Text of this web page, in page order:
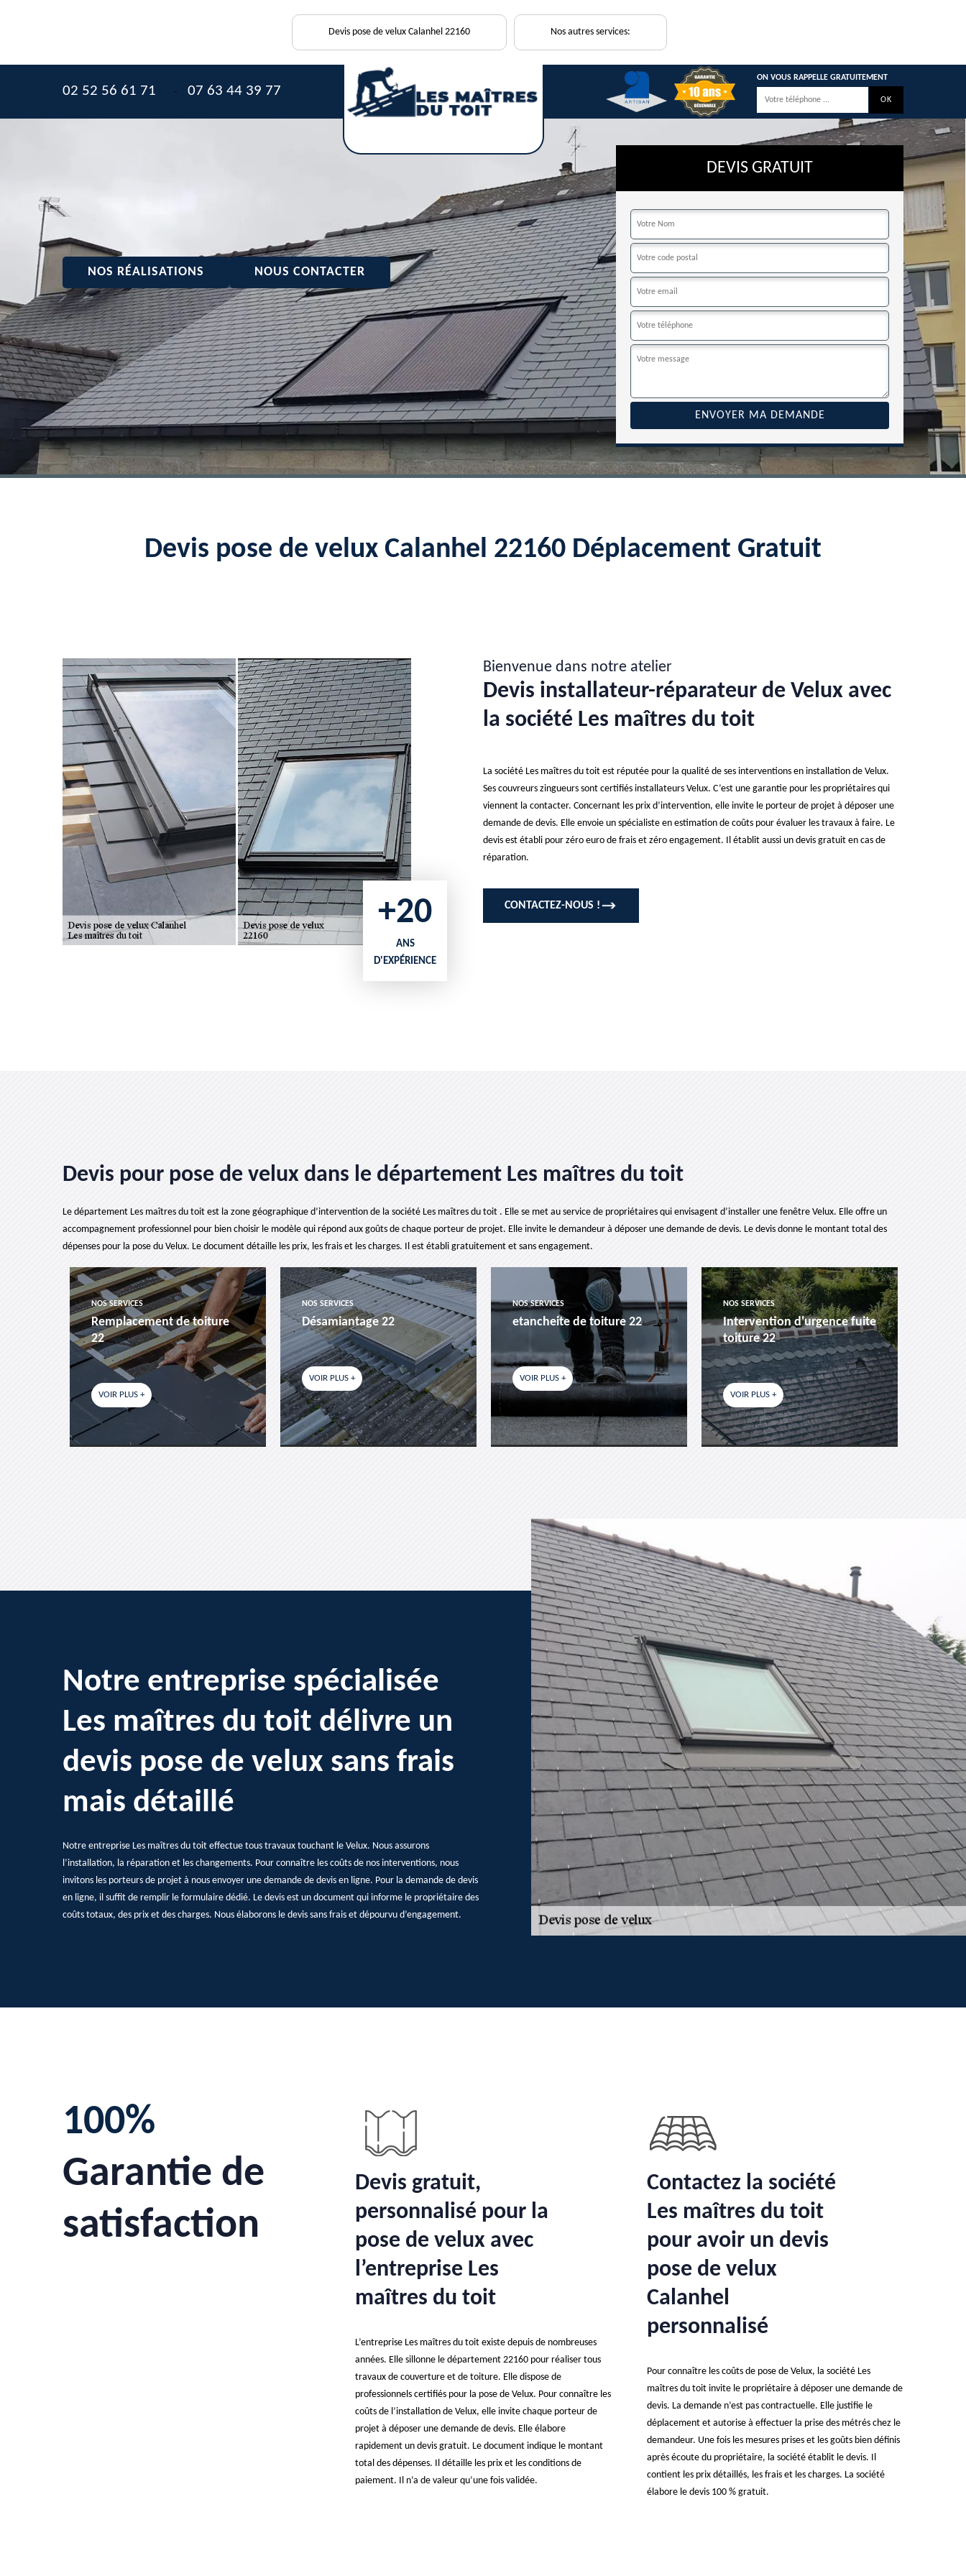
Devis pose de velux Calanhel 22160 Nos autres services:
02 52 56 61 71 - 07 63 44 39 77
ON VOUS RAPPELLE GRATUITEMENT
NOS RÉALISATIONS NOUS CONTACTER
DEVIS GRATUIT
Devis pose de velux Calanhel 22160 Déplacement Gratuit
+20
ANS
D'EXPÉRIENCE
Bienvenue dans notre atelier
Devis installateur-réparateur de Velux avec
la société Les maîtres du toit
La société Les maîtres du toit est réputée pour la qualité de ses interventions en installation de Velux.
Ses couvreurs zingueurs sont certifiés installateurs Velux. C’est une garantie pour les propriétaires qui
viennent la contacter. Concernant les prix d’intervention, elle invite le porteur de projet à déposer une
demande de devis. Elle envoie un spécialiste en estimation de coûts pour évaluer les travaux à faire. Le
devis est établi pour zéro euro de frais et zéro engagement. Il établit aussi un devis gratuit en cas de
réparation.
CONTACTEZ-NOUS !
Devis pour pose de velux dans le département Les maîtres du toit
Le département Les maîtres du toit est la zone géographique d’intervention de la société Les maîtres du toit . Elle se met au service de propriétaires qui envisagent d’installer une fenêtre Velux. Elle offre un
accompagnement professionnel pour bien choisir le modèle qui répond aux goûts de chaque porteur de projet. Elle invite le demandeur à déposer une demande de devis. Le devis donne le montant total des
dépenses pour la pose du Velux. Le document détaille les prix, les frais et les charges. Il est établi gratuitement et sans engagement.
NOS SERVICES
Remplacement de toiture
22
VOIR PLUS +
NOS SERVICES
Désamiantage 22
VOIR PLUS +
NOS SERVICES
etancheite de toiture 22
VOIR PLUS +
NOS SERVICES
Intervention d'urgence fuite
toiture 22
VOIR PLUS +
Notre entreprise spécialisée
Les maîtres du toit délivre un
devis pose de velux sans frais
mais détaillé
Notre entreprise Les maîtres du toit effectue tous travaux touchant le Velux. Nous assurons
l’installation, la réparation et les changements. Pour connaître les coûts de nos interventions, nous
invitons les porteurs de projet à nous envoyer une demande de devis en ligne. Pour la demande de devis
en ligne, il suffit de remplir le formulaire dédié. Le devis est un document qui informe le propriétaire des
coûts totaux, des prix et des charges. Nous élaborons le devis sans frais et dépourvu d’engagement.
100%
Garantie de
satisfaction
Devis gratuit,
personnalisé pour la
pose de velux avec
l’entreprise Les
maîtres du toit
L’entreprise Les maîtres du toit existe depuis de nombreuses
années. Elle sillonne le département 22160 pour réaliser tous
travaux de couverture et de toiture. Elle dispose de
professionnels certifiés pour la pose de Velux. Pour connaître les
coûts de l’installation de Velux, elle invite chaque porteur de
projet à déposer une demande de devis. Elle élabore
rapidement un devis gratuit. Le document indique le montant
total des dépenses. Il détaille les prix et les conditions de
paiement. Il n’a de valeur qu’une fois validée.
Contactez la société
Les maîtres du toit
pour avoir un devis
pose de velux
Calanhel
personnalisé
Pour connaître les coûts de pose de Velux, la société Les
maîtres du toit invite le propriétaire à déposer une demande de
devis. La demande n’est pas contractuelle. Elle justifie le
déplacement et autorise à effectuer la prise des métrés chez le
demandeur. Une fois les mesures prises et les goûts bien définis
après écoute du propriétaire, la société établit le devis. Il
contient les prix détaillés, les frais et les charges. La société
élabore le devis 100 % gratuit.